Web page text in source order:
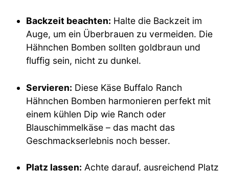
Backzeit beachten: Halte die Backzeit im
Auge, um ein Überbrauen zu vermeiden. Die
Hähnchen Bomben sollten goldbraun und
fluffig sein, nicht zu dunkel.
Servieren: Diese Käse Buffalo Ranch
Hähnchen Bomben harmonieren perfekt mit
einem kühlen Dip wie Ranch oder
Blauschimmelkäse – das macht das
Geschmackserlebnis noch besser.
Platz lassen: Achte darauf, ausreichend Platz